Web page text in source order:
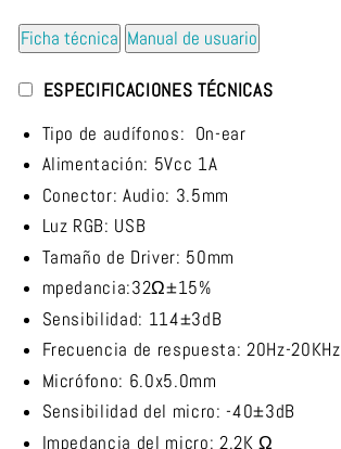
Ficha técnica Manual de usuario
ESPECIFICACIONES TÉCNICAS
Tipo de audífonos: On-ear
Alimentación: 5Vcc 1A
Conector: Audio: 3.5mm
Luz RGB: USB
Tamaño de Driver: 50mm
mpedancia:32Ω±15%
Sensibilidad: 114±3dB
Frecuencia de respuesta: 20Hz-20KHz
Micrófono: 6.0x5.0mm
Sensibilidad del micro: -40±3dB
Impedancia del micro: 2.2K Ω